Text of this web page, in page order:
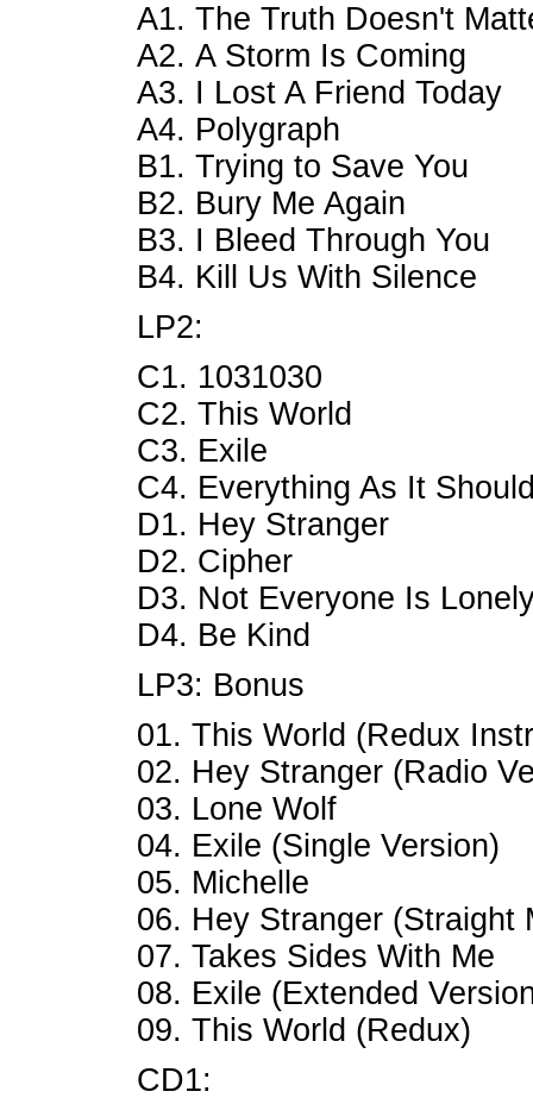
A1. The Truth Doesn't
A2. A Storm Is Coming
A3. I Lost A Friend Today
A4. Polygraph
B1. Trying to Save You
B2. Bury Me Again
B3. I Bleed Through You
B4. Kill Us With Silence
LP2:
C1. 1031030
C2. This World
C3. Exile
C4. Everything As It
D1. Hey Stranger
D2. Cipher
D3. Not Everyone Is
D4. Be Kind
LP3: Bonus
01. This World (Redux
02. Hey Stranger (Radio
03. Lone Wolf
04. Exile (Single Version)
05. Michelle
06. Hey Stranger (Straight
07. Takes Sides With Me
08. Exile (Extended
09. This World (Redux)
CD1: